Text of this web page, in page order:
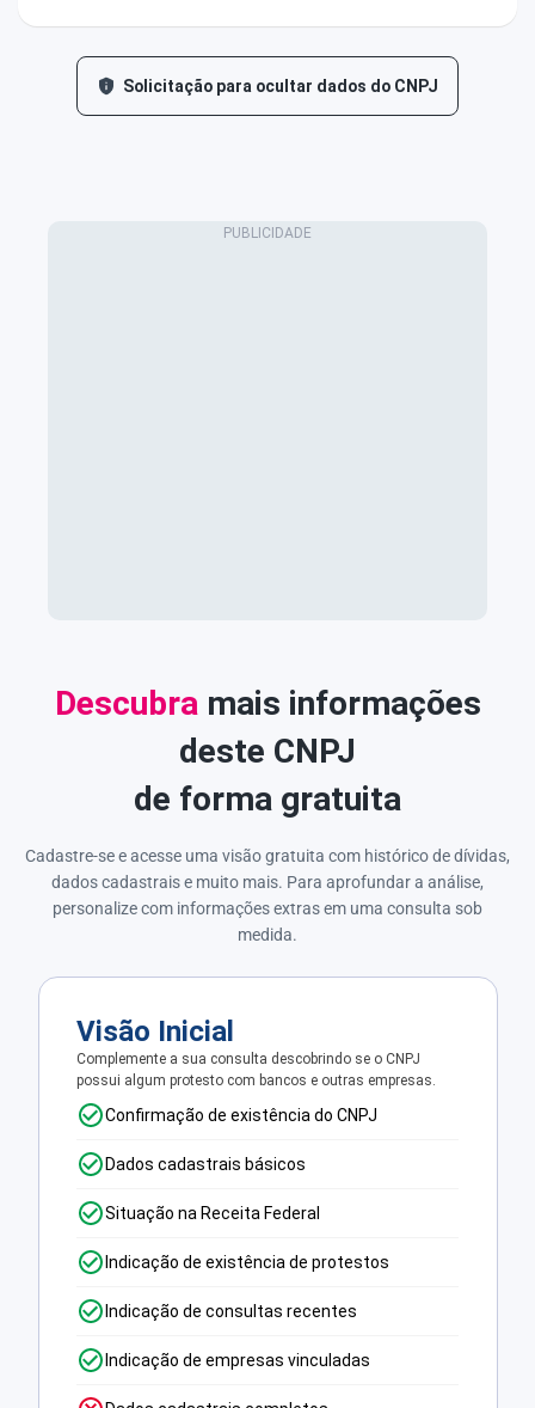
Solicitação para ocultar dados do CNPJ
Descubra mais informações
deste CNPJ
de forma gratuita
Cadastre-se e acesse uma visão gratuita com histórico de dívidas,
dados cadastrais e muito mais. Para aprofundar a análise,
personalize com informações extras em uma consulta sob
medida.
Visão Inicial
Complemente a sua consulta descobrindo se o CNPJ
possui algum protesto com bancos e outras empresas.
Confirmação de existência do CNPJ
Dados cadastrais básicos
Situação na Receita Federal
Indicação de existência de protestos
Indicação de consultas recentes
Indicação de empresas vinculadas